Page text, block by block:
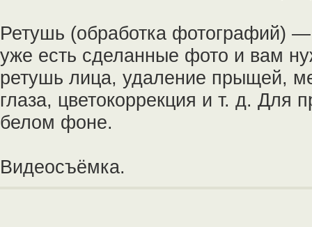
Ретушь (обработка фотографий)
уже есть сделанные фото и вам
ретушь лица, удаление прыщей,
глаза, цветокоррекция и т. д. Для
белом фоне.
Видеосъёмка.